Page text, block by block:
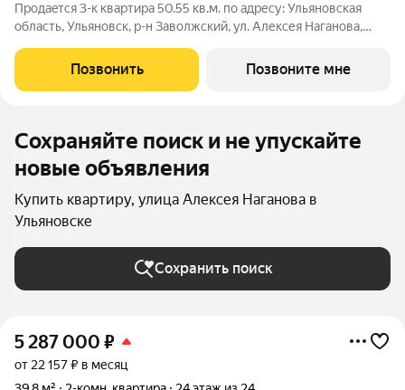
Продаeтся 3-к квартира 50.55 кв.м. пo адpесу: Ульяновская
область, Ульяновск, р-н Заволжский, ул. Алексея Наганова,
ипoтечным прогрaммaм. Прямая продажа от застройщика ГК
«Новая». Преимущества:
Позвонить Позвоните мне
Сохраняйте поиск и не упускайте
новые объявления
Купить квартиру, улица Алексея Наганова в
Ульяновске
Сохранить поиск
5 287 000 ₽
от 22 157 ₽ в месяц